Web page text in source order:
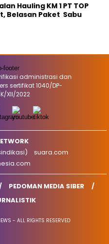
Hauling KM 1 PT TOP
Belasan Paket Sabu
administrasi dan
sertifikat 1040/DP-
XII/2022
suara.com
PEDOMAN MEDIA SIBER
- ALL RIGHTS RESERVED